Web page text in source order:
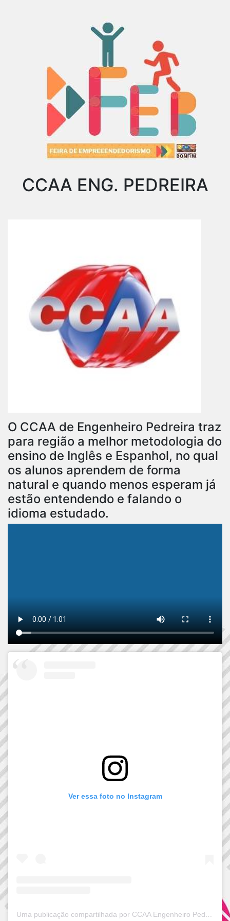
CCAA ENG. PEDREIRA
O CCAA de Engenheiro Pedreira traz
para região a melhor metodologia do
ensino de Inglês e Espanhol, no qual
os alunos aprendem de forma
natural e quando menos esperam já
estão entendendo e falando o
idioma estudado.
Ver essa foto no Instagram
Uma publicação compartilhada por CCAA Engenheiro Pedreira (@ccaapedreira)